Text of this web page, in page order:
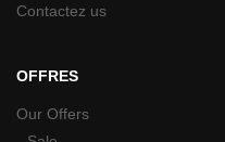
Contactez us
OFFRES
Our Offers